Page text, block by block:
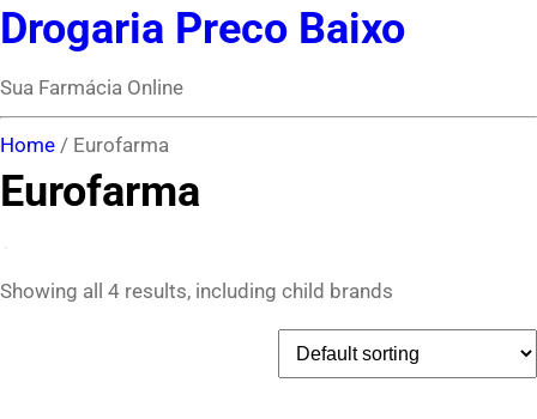
Drogaria Preco Baixo
Sua Farmácia Online
Home / Eurofarma
Eurofarma
Showing all 4 results, including child brands